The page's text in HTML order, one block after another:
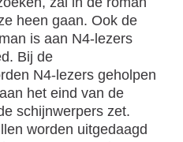
heen gaan. Ook de
is aan N4-lezers
Bij de
N4-lezers geholpen
het eind van de
schijnwerpers zet.
worden uitgedaagd